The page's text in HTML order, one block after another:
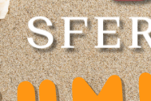
41 mm
0.000000
22
4.5